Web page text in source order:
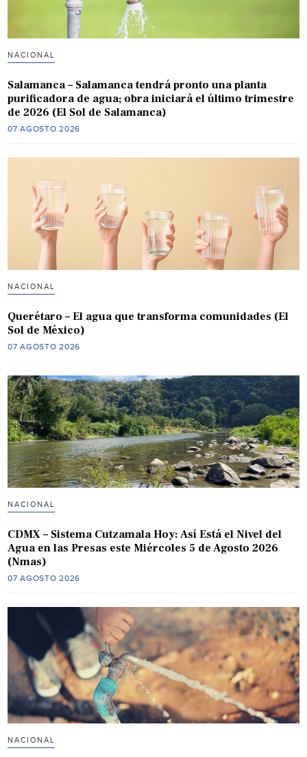
NACIONAL
Salamanca – Salamanca tendrá pronto una planta
purificadora de agua; obra iniciará el último trimestre
de 2026 (El Sol de Salamanca)
07 AGOSTO 2026
NACIONAL
Querétaro – El agua que transforma comunidades (El
Sol de México)
07 AGOSTO 2026
NACIONAL
CDMX – Sistema Cutzamala Hoy: Así Está el Nivel del
Agua en las Presas este Miércoles 5 de Agosto 2026
(Nmas)
07 AGOSTO 2026
NACIONAL